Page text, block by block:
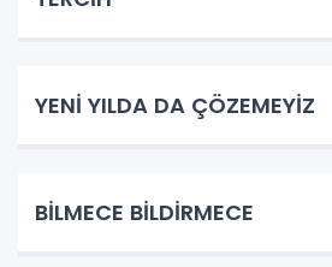
YENİ YILDA DA ÇÖZEMEYİZ
BİLMECE BİLDİRMECE